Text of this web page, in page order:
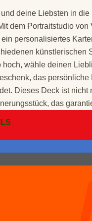
deine Liebsten in die
dem Portraitstudio von
personalisiertes
künstlerischen
hoch, wähle deinen
das
Dieses Deck ist nicht
das